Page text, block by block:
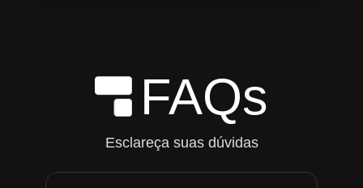
FAQs
Esclareça suas dúvidas